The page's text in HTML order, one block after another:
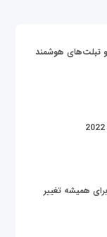
و تبلت‌های هوشمند
همیشه تغییر